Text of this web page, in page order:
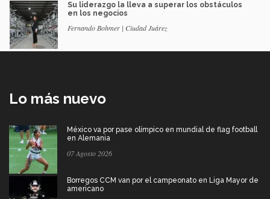
Su liderazgo la lleva a superar los obstáculos
en los negocios
Fernando Bohmer | Ciudad Juárez
Lo más nuevo
México va por pase olímpico en mundial de flag football
en Alemania
07 Agosto 2026
Borregos CCM van por el campeonato en Liga Mayor de
americano